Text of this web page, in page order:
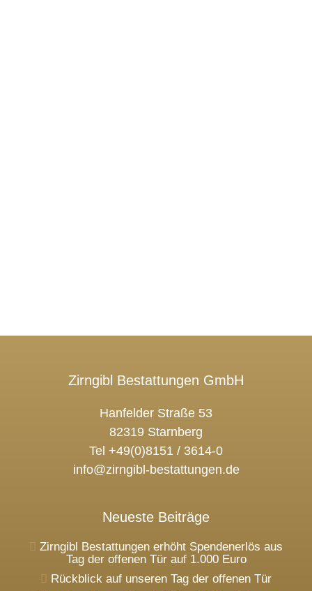
Zirngibl Bestattungen GmbH
Hanfelder Straße 53
82319 Starnberg
Tel +49(0)8151 / 3614-0
info@zirngibl-bestattungen.de
Neueste Beiträge
Zirngibl Bestattungen erhöht Spendenerlös aus
Tag der offenen Tür auf 1.000 Euro
Rückblick auf unseren Tag der offenen Tür